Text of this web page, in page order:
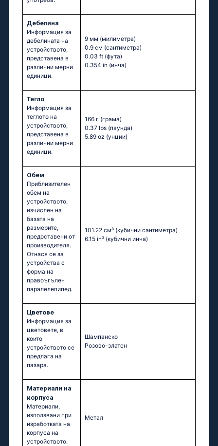
Дебелина
Информация за
дебелината на
устройството,
представена в
различни мерни
единици.
9 мм (милиметра)
0.9 см (сантиметра)
0.03 ft (фута)
0.354 in (инча)
Тегло
Информация за
теглото на
устройството,
представена в
различни мерни
единици.
166 г (грама)
0.37 lbs (паунда)
5.89 oz (унции)
Обем
Приблизителен
обем на
устройството,
изчислен на
базата на
размерите,
предоставени от
производителя.
Отнася се за
устройства с
форма на
правоъгълен
паралелепипед.
101.22 см³ (кубични сантиметра)
6.15 in³ (кубични инча)
Цветове
Информация за
цветовете, в
които
устройството се
предлага на
пазара.
Шампанско
Розово-златен
Материали на
корпуса
Материали,
използвани при
изработката на
корпуса на
устройството.
Метал